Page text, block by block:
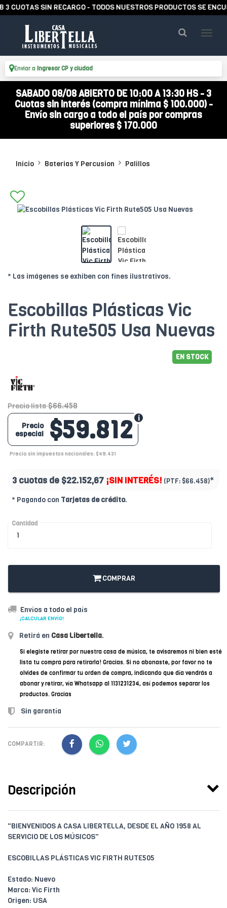
SIN RECARGO - TODOS NUESTROS PRODUCTOS SE
Enviar a Ingresar CP y ciudad
SABADO 08/08 ABIERTO DE 10:00 A 13:30 HS - 3
Cuotas sin interés (compra mínima $ 100.000) -
Envío sin cargo a todo el país por compras
superiores $ 170.000
Inicio Baterias Y Percusion Palillos
* Las imágenes se exhiben con fines ilustrativos.
Escobillas Plásticas Vic
Firth Rute505 Usa Nuevas
EN STOCK
Precio lista $66.458
$59.812
Precio
especial
Precio sin impuestos nacionales: $49.431
3 cuotas de $22.152,67 ¡SIN INTERÉS! (PTF: $66.458)*
* Pagando con Tarjetas de crédito.
Cantidad
COMPRAR
Envíos a todo el país
¡CALCULAR ENVÍO!
Retirá en Casa Libertella.
Si elegiste retirar por nuestra casa de música, te avisaremos ni bien esté
lista tu compra para retirarla! Gracias. Si no abonaste, por favor no te
olvides de confirmar tu orden de compra, indicando que día vendrás a
abonar y retirar, vía Whatsapp al 1131231234, así podemos separar los
productos. Gracias
Sin garantía
COMPARTIR:
Descripción
"BIENVENIDOS A CASA LIBERTELLA, DESDE EL AÑO 1958 AL
SERVICIO DE LOS MÚSICOS"
ESCOBILLAS PLÁSTICAS VIC FIRTH RUTE505
Estado: Nuevo
Marca: Vic Firth
Origen: USA